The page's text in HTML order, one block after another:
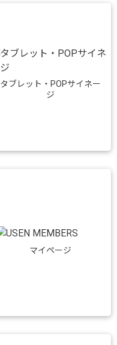
タブレット・POPサイネー
ジ
マイページ